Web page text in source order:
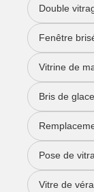
Double
Fenêtre
Vitrine de
Bris de
Pose de
Vitre de